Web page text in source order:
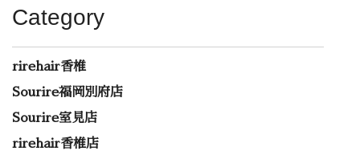
Category
rirehair香椎
Sourire福岡別府店
Sourire室見店
rirehair香椎店